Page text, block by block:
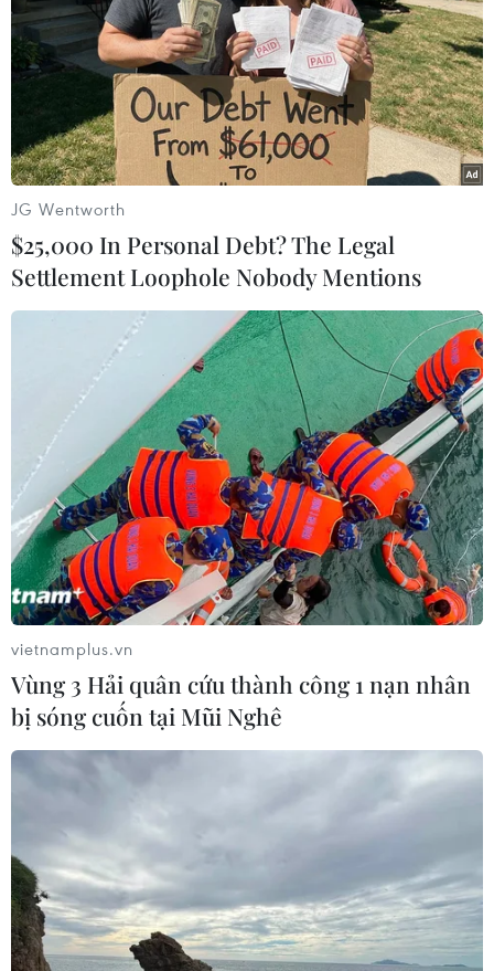
bộ phận giảm xóc có thể gây nguy hiểm.
Porsche hợp tác Custom Cell phát triển
pin ôtô điện hiệu suất cao
21/06/2021 08:25
Việc Porsche AG thông báo nâng cấp pin cho xe điện
dường như là một động thái nhằm cạnh tranh với hãng
sản xuất xe điện Tesla Inc của Mỹ và giảm bớt sự phụ
thuộc vào nguồn pin tại châu Á.
JG Wentworth
$25,000 In Personal Debt? The Legal
Settlement Loophole Nobody Mentions
vietnamplus.vn
Vùng 3 Hải quân cứu thành công 1 nạn nhân
bị sóng cuốn tại Mũi Nghê